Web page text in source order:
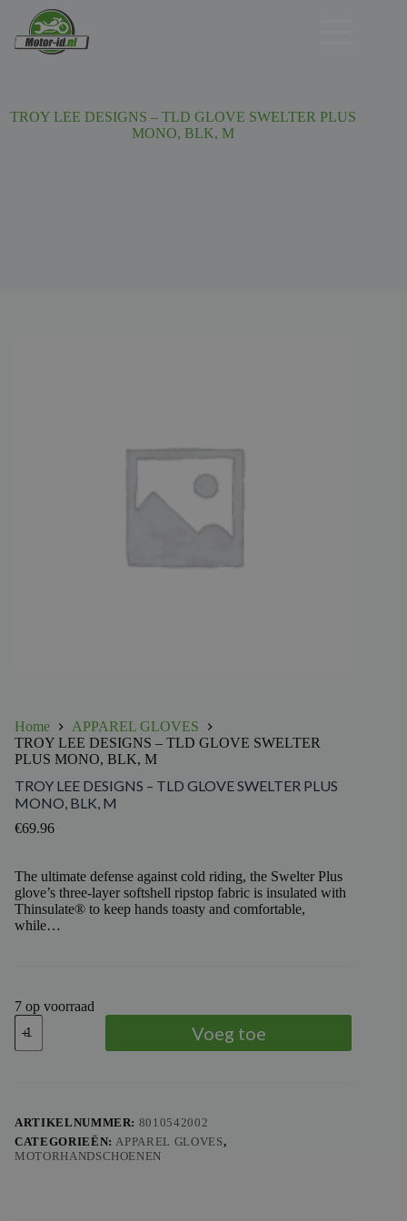
TROY LEE DESIGNS – TLD GLOVE SWELTER PLUS
MONO, BLK, M
Home
APPAREL GLOVES
TROY LEE DESIGNS – TLD GLOVE SWELTER
PLUS MONO, BLK, M
TROY LEE DESIGNS – TLD GLOVE SWELTER PLUS
MONO, BLK, M
€69.96
The ultimate defense against cold riding, the Swelter Plus
glove’s three-layer softshell ripstop fabric is insulated with
Thinsulate® to keep hands toasty and comfortable,
while…
7 op voorraad
TROY
LEE
DESIGNS
PLUS
MONO,
BLK,
Voeg toe
ARTIKELNUMMER: 8010542002
CATEGORIEËN: APPAREL GLOVES,
MOTORHANDSCHOENEN